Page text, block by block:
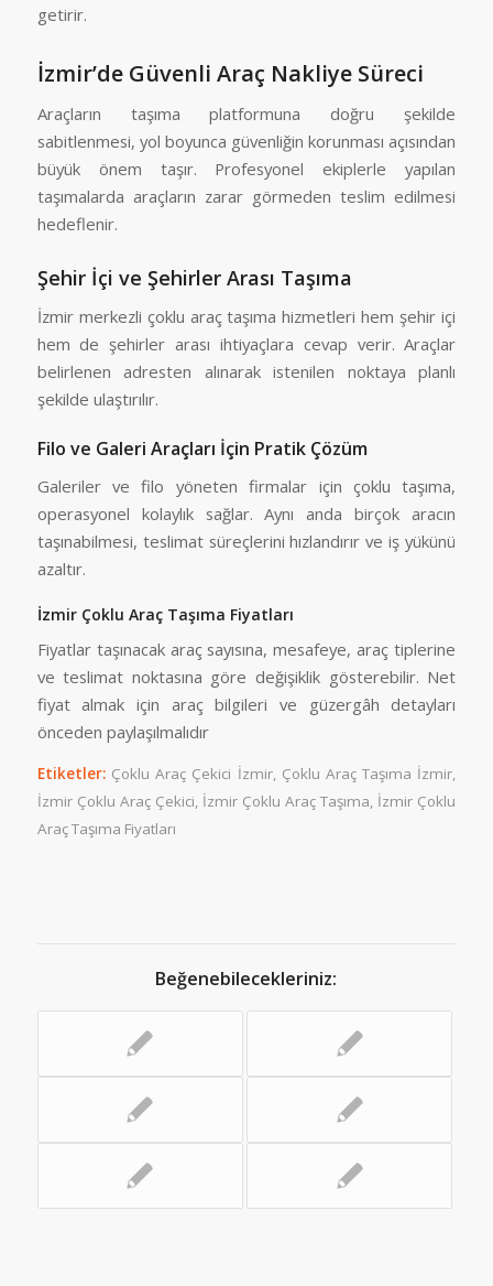
getirir.
İzmir’de Güvenli Araç Nakliye Süreci
Araçların taşıma platformuna doğru şekilde
sabitlenmesi, yol boyunca güvenliğin korunması açısından
büyük önem taşır. Profesyonel ekiplerle yapılan
taşımalarda araçların zarar görmeden teslim edilmesi
hedeflenir.
Şehir İçi ve Şehirler Arası Taşıma
İzmir merkezli çoklu araç taşıma hizmetleri hem şehir içi
hem de şehirler arası ihtiyaçlara cevap verir. Araçlar
belirlenen adresten alınarak istenilen noktaya planlı
şekilde ulaştırılır.
Filo ve Galeri Araçları İçin Pratik Çözüm
Galeriler ve filo yöneten firmalar için çoklu taşıma,
operasyonel kolaylık sağlar. Aynı anda birçok aracın
taşınabilmesi, teslimat süreçlerini hızlandırır ve iş yükünü
azaltır.
İzmir Çoklu Araç Taşıma Fiyatları
Fiyatlar taşınacak araç sayısına, mesafeye, araç tiplerine
ve teslimat noktasına göre değişiklik gösterebilir. Net
fiyat almak için araç bilgileri ve güzergâh detayları
önceden paylaşılmalıdır
Etiketler: Çoklu Araç Çekici İzmir, Çoklu Araç Taşıma İzmir,
İzmir Çoklu Araç Çekici, İzmir Çoklu Araç Taşıma, İzmir Çoklu
Araç Taşıma Fiyatları
Beğenebilecekleriniz: